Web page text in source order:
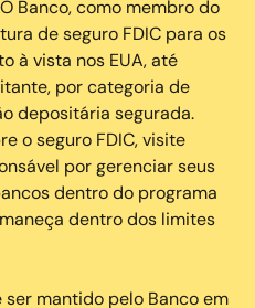
Banco, como membro do
de seguro FDIC para os
à vista nos EUA, até
por categoria de
depositária segurada.
o seguro FDIC, visite
por gerenciar seus
dentro do programa
dentro dos limites
mantido pelo Banco em